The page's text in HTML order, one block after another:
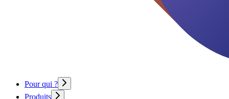
Pour qui ?
Produits